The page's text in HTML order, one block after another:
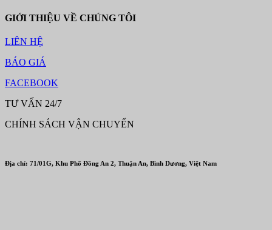
GIỚI THIỆU VỀ CHÚNG TÔI
LIÊN HỆ
BÁO GIÁ
FACEBOOK
TƯ VẤN 24/7
CHÍNH SÁCH VẬN CHUYỂN
Địa chỉ: 71/01G, Khu Phố Đồng An 2, Thuận An, Bình Dương, Việt Nam